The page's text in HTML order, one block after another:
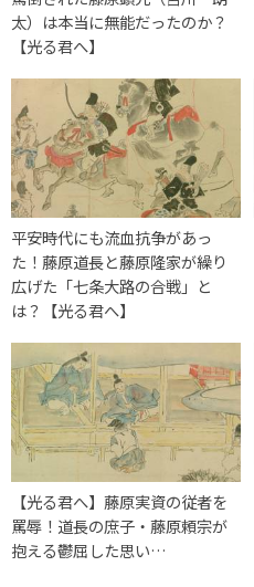
太）は本当に無能だったのか？
【光る君へ】
平安時代にも流血抗争があっ
た！藤原道長と藤原隆家が繰り
広げた「七条大路の合戦」と
は？【光る君へ】
【光る君へ】藤原実資の従者を
罵辱！道長の庶子・藤原頼宗が
抱える鬱屈した思い…